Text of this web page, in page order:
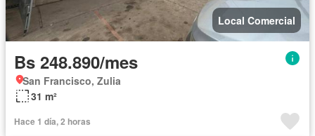
Local Comercial
Bs 248.890/mes
San Francisco, Zulia
31 m²
Hace 1 día, 2 horas